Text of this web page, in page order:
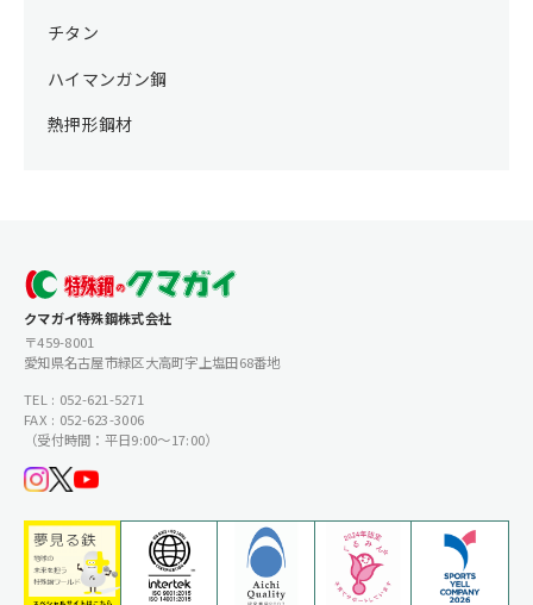
チタン
ハイマンガン鋼
熱押形鋼材
クマガイ特殊鋼株式会社
〒459-8001
愛知県名古屋市緑区大高町字上塩田68番地
TEL : 052-621-5271
FAX : 052-623-3006
（受付時間：平日9:00〜17:00）